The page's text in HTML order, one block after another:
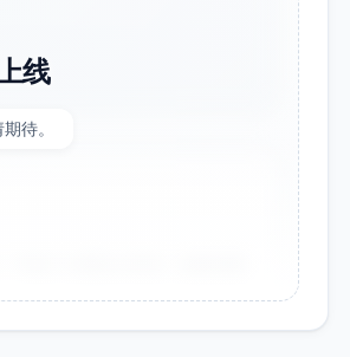
线
待。